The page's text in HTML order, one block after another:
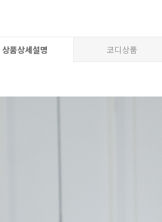
상품상세설명 코디상품